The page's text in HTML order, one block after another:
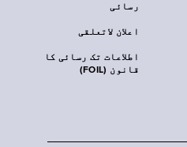
رسائی
اعلان لاتعلقی
اطلاعات تک رسائی کا
قانون (FOIL)